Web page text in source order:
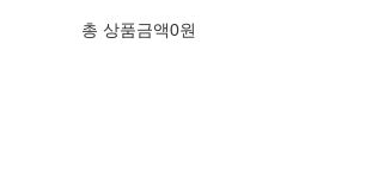
총 상품금액0원